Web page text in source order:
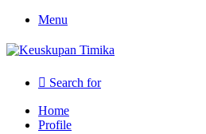
Menu
Search for
Home
Profile